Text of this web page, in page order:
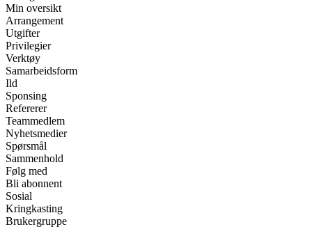
Min oversikt
Arrangement
Utgifter
Privilegier
Verktøy
Samarbeidsform
Ild
Sponsing
Refererer
Teammedlem
Nyhetsmedier
Spørsmål
Sammenhold
Følg med
Bli abonnent
Sosial
Kringkasting
Brukergruppe